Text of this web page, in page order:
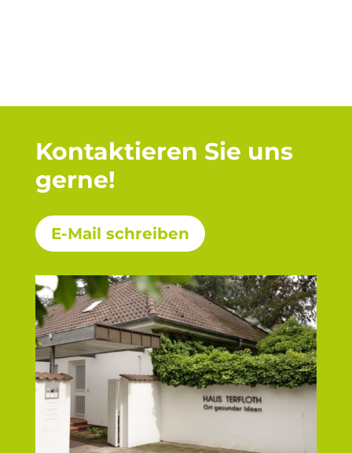
Kontaktieren Sie uns
gerne!
E-Mail schreiben